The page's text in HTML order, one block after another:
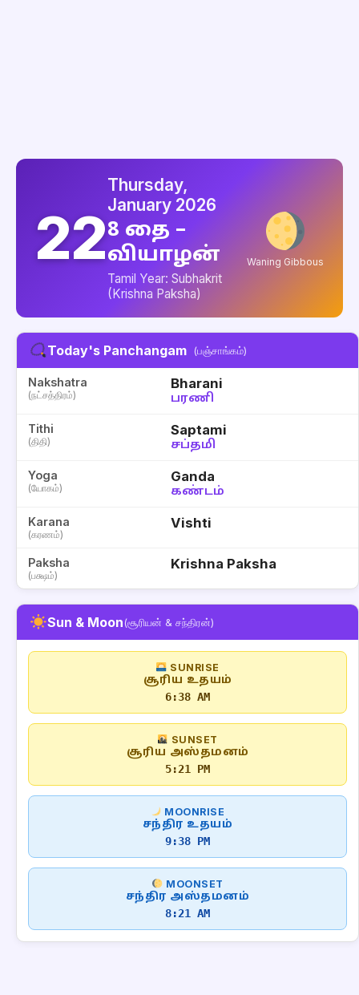
22
Thursday,
January 2026
8 தை –
வியாழன்
Tamil Year: Subhakrit
(Krishna Paksha)
Waning Gibbous
Today's Panchangam (பஞ்சாங்கம்)
Nakshatra
(நட்சத்திரம்)
Bharani
பரணி
Tithi
(திதி)
Saptami
சப்தமி
Yoga
(யோகம்)
Ganda
கண்டம்
Karana
(கரணம்)
Vishti
Paksha
(பக்ஷம்)
Krishna Paksha
Sun & Moon(சூரியன் & சந்திரன்)
SUNRISE
சூரிய உதயம்
6:38 AM
SUNSET
சூரிய அஸ்தமனம்
5:21 PM
MOONRISE
சந்திர உதயம்
9:38 PM
MOONSET
சந்திர அஸ்தமனம்
8:21 AM